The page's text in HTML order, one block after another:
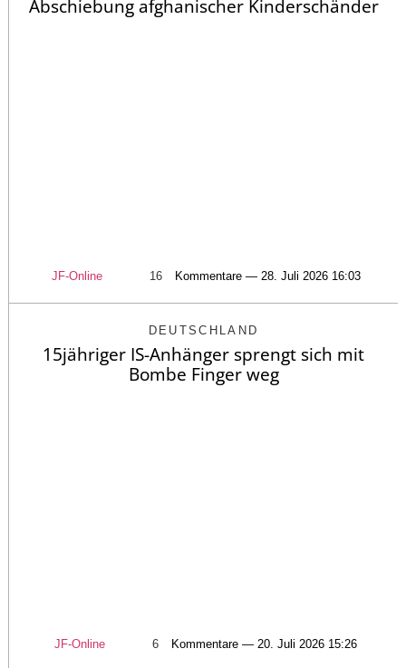
Abschiebung afghanischer Kinderschänder
JF-Online 16 Kommentare — 28. Juli 2026 16:03
DEUTSCHLAND
15jähriger IS-Anhänger sprengt sich mit
Bombe Finger weg
JF-Online 6 Kommentare — 20. Juli 2026 15:26